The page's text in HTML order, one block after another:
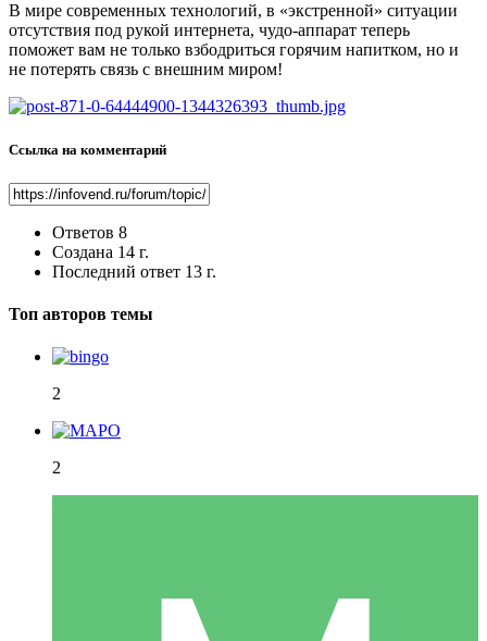
В мире современных технологий, в «экстренной» ситуации
отсутствия под рукой интернета, чудо-аппарат теперь
поможет вам не только взбодриться горячим напитком, но и
не потерять связь с внешним миром!
Ссылка на комментарий
Ответов 8
Создана 14 г.
Последний ответ 13 г.
Топ авторов темы
2
2